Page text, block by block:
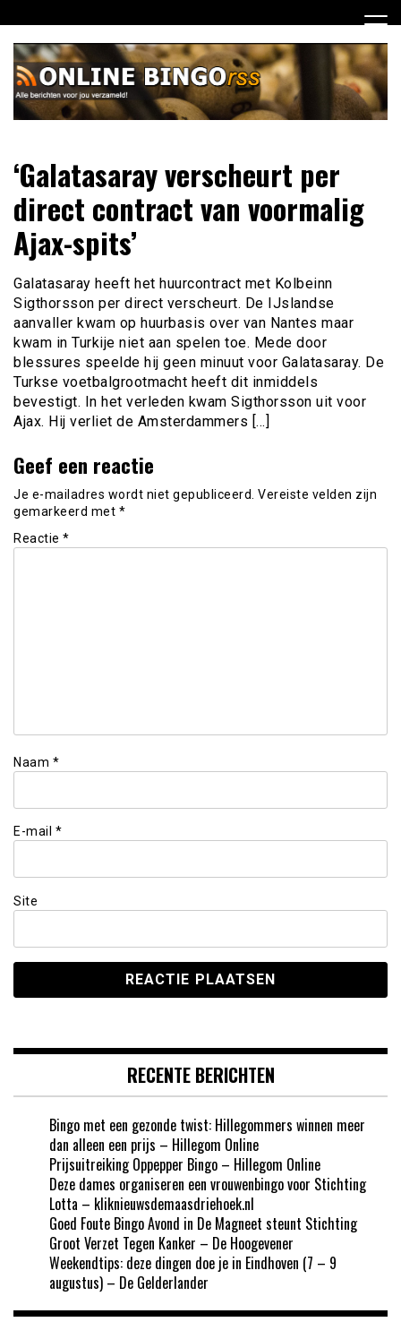
naar
inhoud
Online Bingo RSS
verzameld
‘Galatasaray verscheurt per
direct contract van voormalig
Ajax-spits’
Galatasaray heeft het huurcontract met Kolbeinn
Sigthorsson per direct verscheurt. De IJslandse
aanvaller kwam op huurbasis over van Nantes maar
kwam in Turkije niet aan spelen toe. Mede door
blessures speelde hij geen minuut voor Galatasaray. De
Turkse voetbalgrootmacht heeft dit inmiddels
bevestigt. In het verleden kwam Sigthorsson uit voor
Ajax. Hij verliet de Amsterdammers […]
Geef een reactie
Je e-mailadres wordt niet gepubliceerd. Vereiste velden zijn
gemarkeerd met *
Reactie *
Naam *
E-mail *
Site
RECENTE BERICHTEN
Bingo met een gezonde twist: Hillegommers winnen meer
dan alleen een prijs – Hillegom Online
Prijsuitreiking Oppepper Bingo – Hillegom Online
Deze dames organiseren een vrouwenbingo voor Stichting
Lotta – kliknieuwsdemaasdriehoek.nl
Goed Foute Bingo Avond in De Magneet steunt Stichting
Groot Verzet Tegen Kanker – De Hoogevener
Weekendtips: deze dingen doe je in Eindhoven (7 – 9
augustus) – De Gelderlander